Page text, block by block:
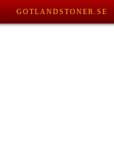
GOTLANDSTONER.SE